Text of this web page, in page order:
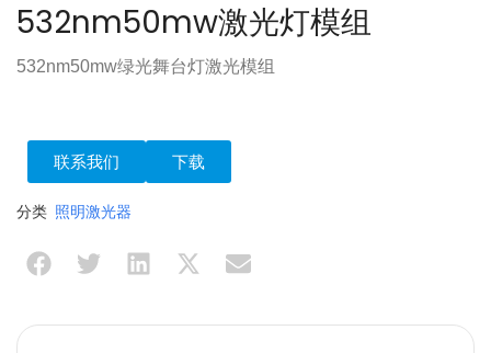
532nm50mw激光灯模组
532nm50mw绿光舞台灯激光模组
联系我们 下载
分类 照明激光器